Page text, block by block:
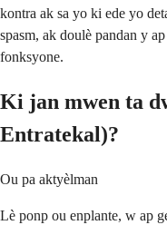
kontra ak sa yo ki ede yo
spasm, ak doulè pandan y
fonksyone.
Ki jan mwen ta
Entratekal)?
Ou pa aktyèlman
Lè ponp ou enplante, w ap